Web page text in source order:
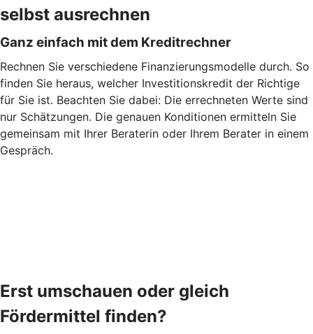
selbst ausrechnen
Ganz einfach mit dem Kreditrechner
Rechnen Sie verschiedene Finanzierungsmodelle durch. So
finden Sie heraus, welcher Investitionskredit der Richtige
für Sie ist. Beachten Sie dabei: Die errechneten Werte sind
nur Schätzungen. Die genauen Konditionen ermitteln Sie
gemeinsam mit Ihrer Beraterin oder Ihrem Berater in einem
Gespräch.
Erst umschauen oder gleich
Fördermittel finden?